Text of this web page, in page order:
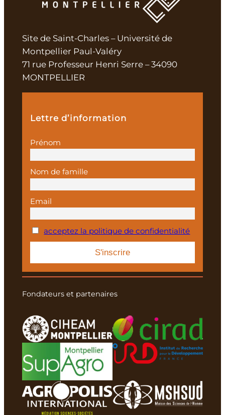
Site de Saint-Charles – Université de
Montpellier Paul-Valéry
71 rue Professeur Henri Serre – 34090
MONTPELLIER
Lettre d’information
Prénom
Nom de famille
Email
acceptez la politique de confidentialité
Fondateurs et partenaires